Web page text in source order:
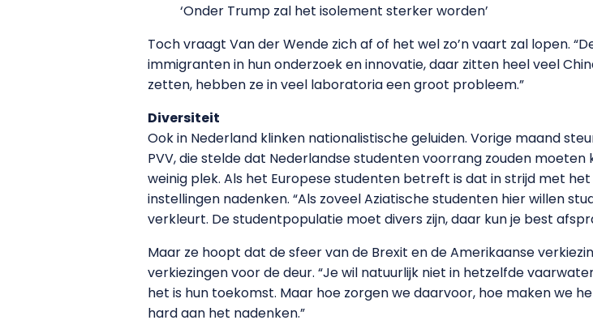
‘Onder Trump zal het isolement sterker worden’
Toch vraagt Van der Wende zich af of het wel zo’n vaart zal lopen.
immigranten in hun onderzoek en innovatie, daar zitten heel veel
zetten, hebben ze in veel laboratoria een groot probleem.”
Diversiteit
Ook in Nederland klinken nationalistische geluiden. Vorige maand
PVV, die stelde dat Nederlandse studenten voorrang zouden
weinig plek. Als het Europese studenten betreft is dat in strijd met
instellingen nadenken. “Als zoveel Aziatische studenten hier willen
verkleurt. De studentpopulatie moet divers zijn, daar kun je best
Maar ze hoopt dat de sfeer van de Brexit en de Amerikaanse
verkiezingen voor de deur. “Je wil natuurlijk niet in hetzelfde
het is hun toekomst. Maar hoe zorgen we daarvoor, hoe maken we
hard aan het nadenken.”